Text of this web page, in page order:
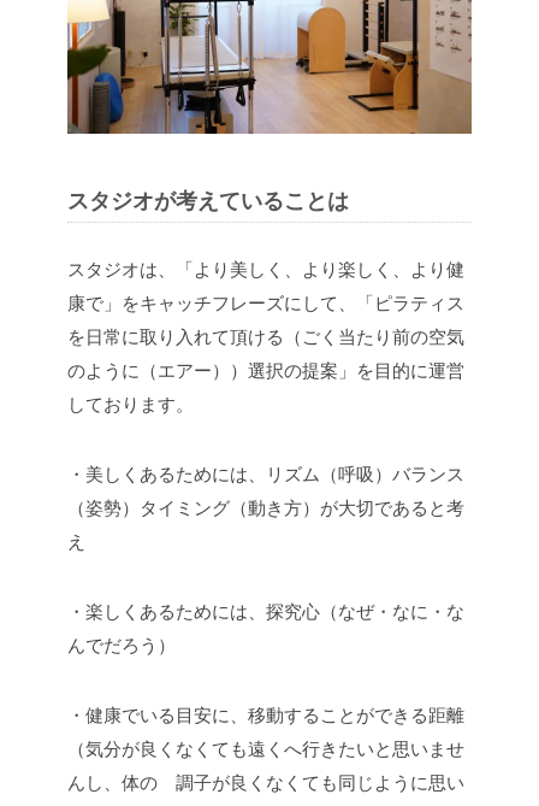
スタジオが考えていることは
スタジオは、「より美しく、より楽しく、より健
康で」をキャッチフレーズにして、「ピラティス
を日常に取り入れて頂ける（ごく当たり前の空気
のように（エアー））選択の提案」を目的に運営
しております。
・美しくあるためには、リズム（呼吸）バランス
（姿勢）タイミング（動き方）が大切であると考
え
・楽しくあるためには、探究心（なぜ・なに・な
んでだろう）
・健康でいる目安に、移動することができる距離
（気分が良くなくても遠くへ行きたいと思いませ
んし、体の 調子が良くなくても同じように思い